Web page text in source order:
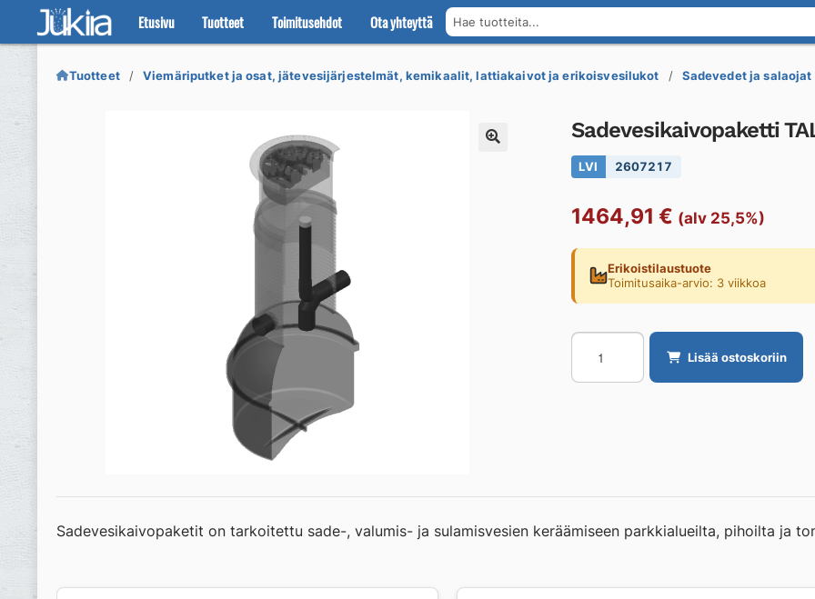
Etusivu Tuotteet Toimitusehdot Ota yhteyttä Hae tuotteita...
Siirry
navigointiin
Siirry
sisältöön
Tuotteet Viemäriputket ja osat, jätevesijärjestelmät, kemikaalit, lattiakaivot ja erikoisvesilukot Sadevedet ja salaojat
Sadevesikaivopaketti
LVI 2607217
1464,91 € (alv 25,5%)
Erikoistilaustuote
Toimitusaika-arvio: 3 viikkoa
Sadevesikaivopaketti
TALOKAIVO
800/500/250
Lisää ostoskoriin
Sadevesikaivopaketit on tarkoitettu sade-, valumis- ja sulamisvesien keräämiseen parkkialueilta, pihoilta ja